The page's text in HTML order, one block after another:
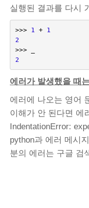
실행된 결과를 다시
>>> 1 +
1
2
>>>
2
에러가 발생했을 때
에러에 나오는 영어
이해가 안 된다면 에
IndentationError:
python과 에러 메시
분의 에러는 구글 검